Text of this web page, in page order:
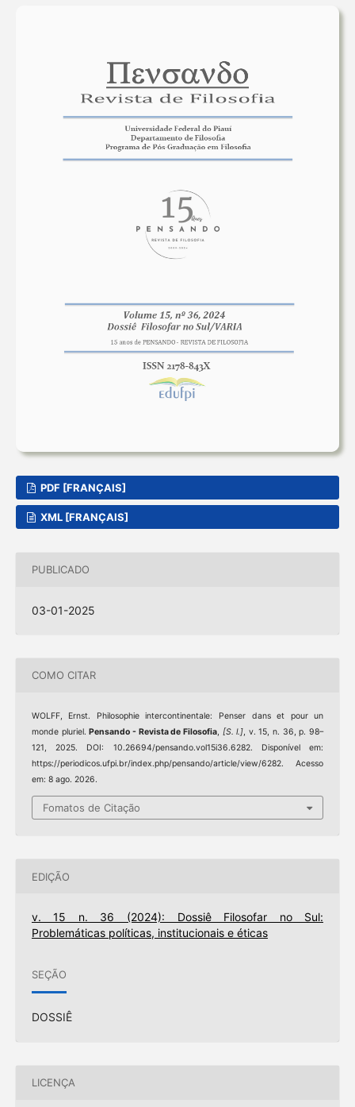
PDF [FRANÇAIS]
XML [FRANÇAIS]
PUBLICADO
03-01-2025
COMO CITAR
WOLFF, Ernst. Philosophie intercontinentale: Penser dans et pour un
monde pluriel.Pensando - Revista de Filosofia, [S. l.], v. 15, n. 36, p. 98–
121, 2025. DOI: 10.26694/pensando.vol15i36.6282. Disponível em:
https://periodicos.ufpi.br/index.php/pensando/article/view/6282. Acesso
em: 8 ago. 2026.
Fomatos de Citação
EDIÇÃO
v. 15 n. 36 (2024): Dossiê Filosofar no Sul:
Problemáticas políticas, institucionais e éticas
SEÇÃO
DOSSIÊ
LICENÇA